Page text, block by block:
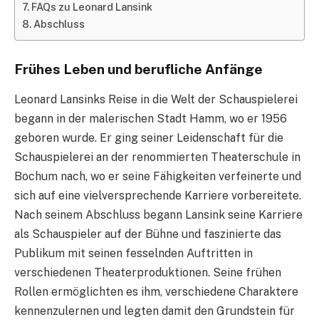
FAQs zu Leonard Lansink
Abschluss
Frühes Leben und berufliche Anfänge
Leonard Lansinks Reise in die Welt der Schauspielerei
begann in der malerischen Stadt Hamm, wo er 1956
geboren wurde. Er ging seiner Leidenschaft für die
Schauspielerei an der renommierten Theaterschule in
Bochum nach, wo er seine Fähigkeiten verfeinerte und
sich auf eine vielversprechende Karriere vorbereitete.
Nach seinem Abschluss begann Lansink seine Karriere
als Schauspieler auf der Bühne und faszinierte das
Publikum mit seinen fesselnden Auftritten in
verschiedenen Theaterproduktionen. Seine frühen
Rollen ermöglichten es ihm, verschiedene Charaktere
kennenzulernen und legten damit den Grundstein für